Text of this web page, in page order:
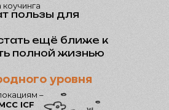
пользы для
ещё ближе к
полной жизнью
уровня
–
ICF